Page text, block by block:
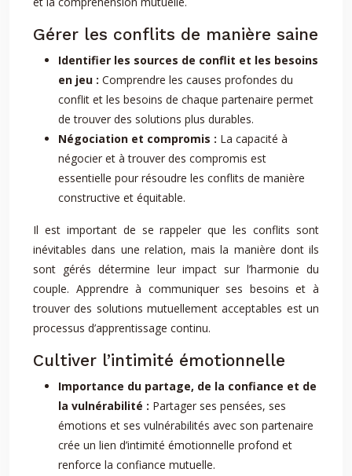
Gérer les conflits de manière saine
Identifier les sources de conflit et les besoins
en jeu : Comprendre les causes profondes du
conflit et les besoins de chaque partenaire permet
de trouver des solutions plus durables.
Négociation et compromis : La capacité à
négocier et à trouver des compromis est
essentielle pour résoudre les conflits de manière
constructive et équitable.
Il est important de se rappeler que les conflits sont
inévitables dans une relation, mais la manière dont ils
sont gérés détermine leur impact sur l’harmonie du
couple. Apprendre à communiquer ses besoins et à
trouver des solutions mutuellement acceptables est un
processus d’apprentissage continu.
Cultiver l’intimité émotionnelle
Importance du partage, de la confiance et de
la vulnérabilité : Partager ses pensées, ses
émotions et ses vulnérabilités avec son partenaire
crée un lien d’intimité émotionnelle profond et
renforce la confiance mutuelle.